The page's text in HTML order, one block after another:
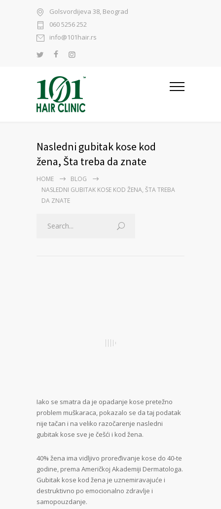
Golsvordijeva 38, Beograd
060 5256 252
info@101hair.rs
Nasledni gubitak kose kod
žena, Šta treba da znate
HOME
BLOG
NASLEDNI GUBITAK KOSE KOD ŽENA, ŠTA TREBA
DA ZNATE
Iako se smatra da je opadanje kose pretežno
problem muškaraca, pokazalo se da taj podatak
nije tačan i na veliko razočarenje nasledni
gubitak kose sve je češći i kod žena.
40% žena ima vidljivo proređivanje kose do 40-te
godine, prema Američkoj Akademiji Dermatologa.
Gubitak kose kod žena je uznemiravajuće i
destruktivno po emocionalno zdravlje i
samopouzdanje.